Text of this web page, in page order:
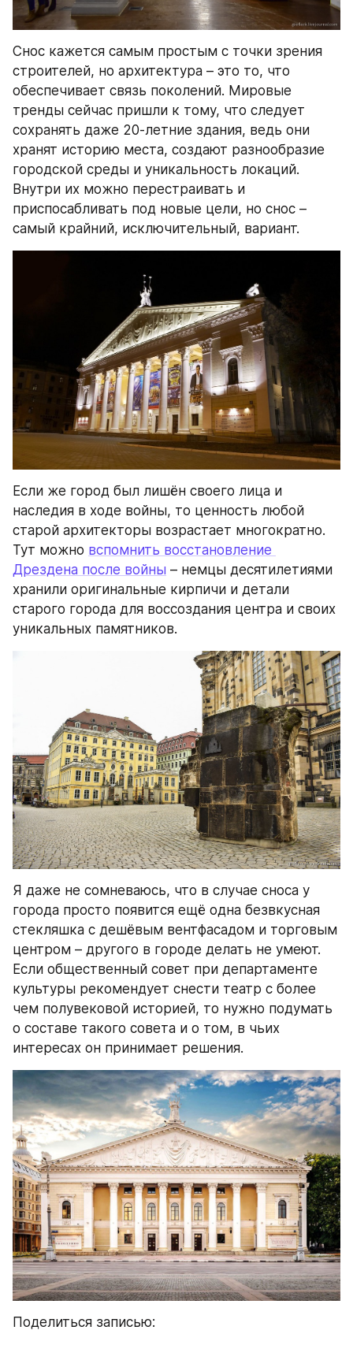
Снос кажется самым простым с точки зрения
строителей, но архитектура – это то, что
обеспечивает связь поколений. Мировые
тренды сейчас пришли к тому, что следует
сохранять даже 20-летние здания, ведь они
хранят историю места, создают разнообразие
городской среды и уникальность локаций.
Внутри их можно перестраивать и
приспосабливать под новые цели, но снос –
самый крайний, исключительный, вариант.
Если же город был лишён своего лица и
наследия в ходе войны, то ценность любой
старой архитекторы возрастает многократно.
Тут можно вспомнить восстановление
Дрездена после войны – немцы десятилетиями
хранили оригинальные кирпичи и детали
старого города для воссоздания центра и своих
уникальных памятников.
Я даже не сомневаюсь, что в случае сноса у
города просто появится ещё одна безвкусная
стекляшка с дешёвым вентфасадом и торговым
центром – другого в городе делать не умеют.
Если общественный совет при департаменте
культуры рекомендует снести театр с более
чем полувековой историей, то нужно подумать
о составе такого совета и о том, в чьих
интересах он принимает решения.
Поделиться записью: